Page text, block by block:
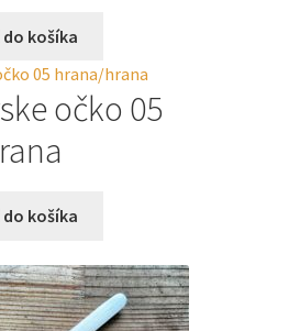
košíka
očko 05
košíka